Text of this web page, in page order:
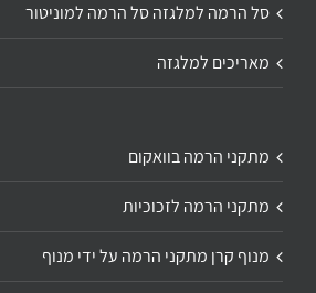
סל הרמה למלגזה סל הרמה למוניטור
מאריכים למלגזה
מתקני הרמה בוואקום
מתקני הרמה לזכוכיות
מנוף קרן מתקני הרמה על ידי מנוף